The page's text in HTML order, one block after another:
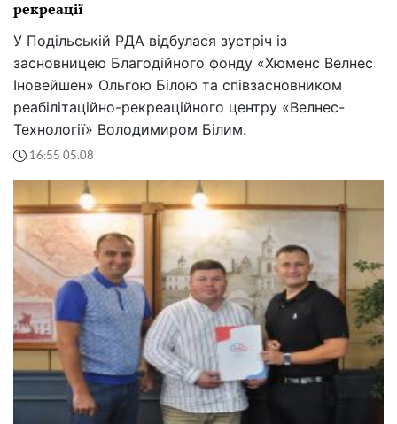
рекреації
У Подільській РДА відбулася зустріч із
засновницею Благодійного фонду «Хюменс Велнес
Іновейшен» Ольгою Білою та співзасновником
реабілітаційно-рекреаційного центру «Велнес-
Технології» Володимиром Білим.
16:55 05.08